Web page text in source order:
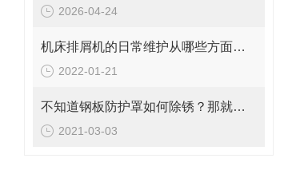
2026-04-24
机床排屑机的日常维护从哪些方面入手
2022-01-21
不知道钢板防护罩如何除锈？那就看看这个吧
2021-03-03